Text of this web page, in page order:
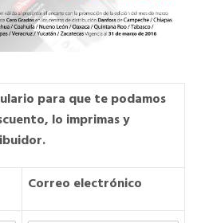
para que te podamos
lo imprimas y
Correo electrónico